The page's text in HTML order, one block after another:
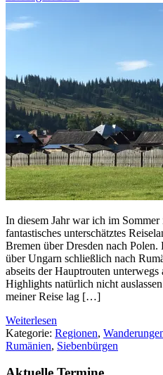
In diesem Jahr war ich im
fantastisches unterschätztes
Bremen über Dresden nach
über Ungarn schließlich nach
abseits der Hauptrouten
Highlights natürlich nicht
meiner Reise lag […]
Weiterlesen
Kategorie: Regionen,
Rumänien, Siebenbürgen